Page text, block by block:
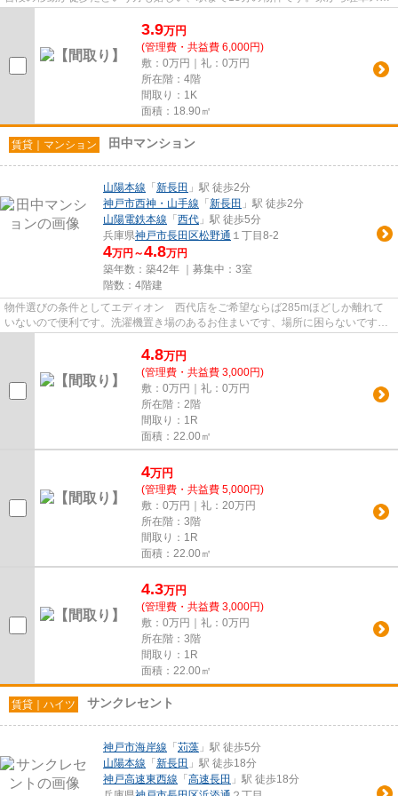
3.9万円
(管理費・共益費 6,000円)
敷：0万円｜礼：0万円
所在階：4階
間取り：1K
面積：18.90㎡
賃貸｜マンション 田中マンション
山陽本線 「 新長田 」駅 徒歩2分
神戸市西神・山手線 「 新長田 」駅 徒歩2分
山陽電鉄本線 「 西代 」駅 徒歩5分
兵庫県神戸市長田区松野通 １丁目8-2
4万円～4.8万円
築年数：築42年 ｜募集中： 3室
階数：4階建
物件選びの条件としてエディオン 西代店をご希望ならば285mほどしか離れて
いないので便利です。洗濯機置き場のあるお住まいです、場所に困らないです。
4.8万円
(管理費・共益費 3,000円)
敷：0万円｜礼：0万円
所在階：2階
間取り：1R
面積：22.00㎡
4万円
(管理費・共益費 5,000円)
敷：0万円｜礼：20万円
所在階：3階
間取り：1R
面積：22.00㎡
4.3万円
(管理費・共益費 3,000円)
敷：0万円｜礼：0万円
所在階：3階
間取り：1R
面積：22.00㎡
賃貸｜ハイツ サンクレセント
神戸市海岸線 「 苅藻 」駅 徒歩5分
山陽本線 「 新長田 」駅 徒歩18分
神戸高速東西線 「 高速長田 」駅 徒歩18分